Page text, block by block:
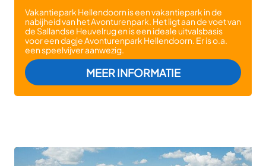
Vakantiepark Hellendoorn is een vakantiepark in de
nabijheid van het Avonturenpark. Het ligt aan de voet van
de Sallandse Heuvelrug en is een ideale uitvalsbasis
voor een dagje Avonturenpark Hellendoorn. Er is o.a.
een speelvijver aanwezig.
MEER INFORMATIE: